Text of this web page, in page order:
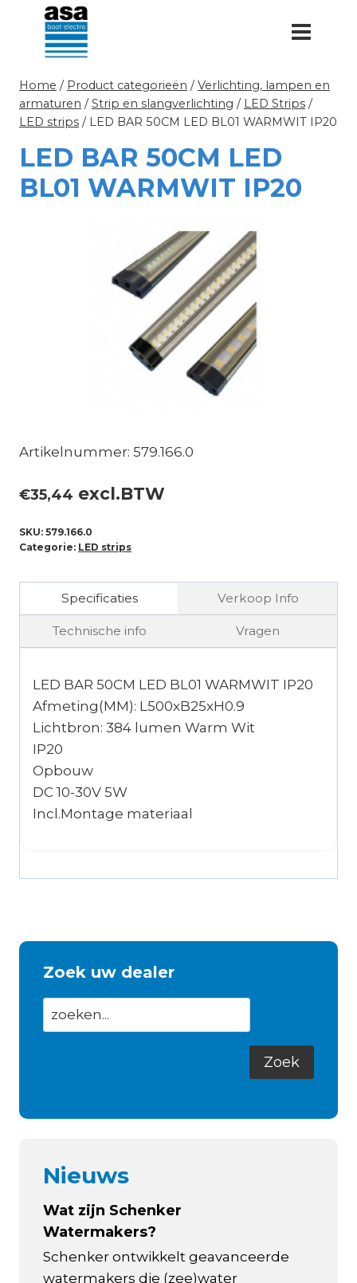
Doorgaan
inhoud
Home / Product categorieën / Verlichting, lampen en
armaturen / Strip en slangverlichting / LED Strips /
LED strips / LED BAR 50CM LED BL01 WARMWIT IP20
LED BAR 50CM LED
BL01 WARMWIT IP20
Artikelnummer: 579.166.0
€35,44 excl.BTW
SKU: 579.166.0
Categorie: LED strips
Specificaties Verkoop Info
Technische info Vragen
LED BAR 50CM LED BL01 WARMWIT IP20
Afmeting(MM): L500xB25xH0.9
Lichtbron: 384 lumen Warm Wit
IP20
Opbouw
DC 10-30V 5W
Incl.Montage materiaal
Zoek uw dealer
Nieuws
Wat zijn Schenker
Watermakers?
Schenker ontwikkelt geavanceerde
watermakers die (zee)water